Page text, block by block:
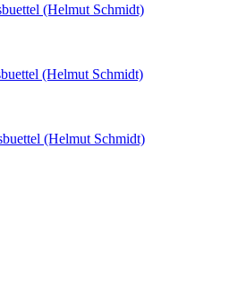
(Helmut Schmidt)
(Helmut Schmidt)
(Helmut Schmidt)